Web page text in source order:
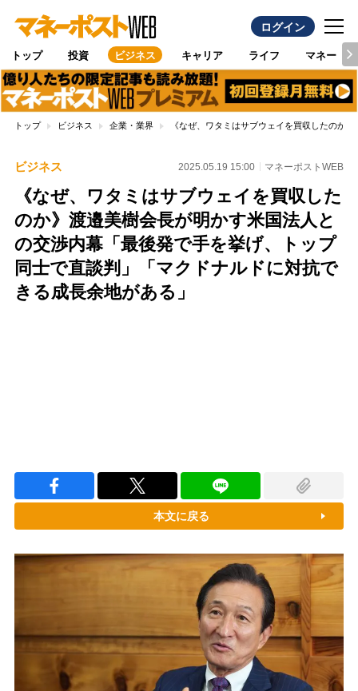
ログイン
トップ 投資 ビジネス キャリア ライフ マネー
トップ ビジネス 企業・業界 《なぜ、ワタミはサブウェイを買収したのか
ビジネス 2025.05.19 15:00 マネーポストWEB
《なぜ、ワタミはサブウェイを買収した
のか》渡邉美樹会長が明かす米国法人と
の交渉内幕「最後発で手を挙げ、トップ
同士で直談判」「マクドナルドに対抗で
きる成長余地がある」
本文に戻る